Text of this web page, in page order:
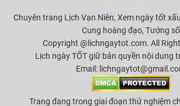
Chuyên trang Lịch Vạn Niên, Xem ngày tốt
Cung hoàng đạo, Tướng số
Copyright @lichngaytot.com. All
Lịch ngày TỐT giữ bản quyền nội dung
Email:
Trang đang trong giai đoạn thử nghiệm